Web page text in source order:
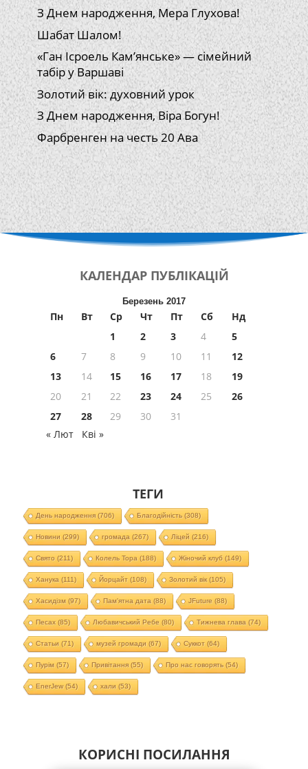
З Днем народження, Мера Глухова!
Шабат Шалом!
«Ган Ісроель Кам’янське» — сімейний
табір у Варшаві
Золотий вік: духовний урок
З Днем народження, Віра Богун!
Фарбренген на честь 20 Ава
КАЛЕНДАР ПУБЛІКАЦІЙ
Березень 2017
Пн Вт Ср Чт Пт Сб
Нд
1
2 3 4
5
6
7 8 9 10 11
12
13
14 15 16 17 18
19
20
21 22 23 24 25
26
27
28 29 30
31
« Лют
Кві »
ТЕГИ
День народження(706) Благодійність(308)
Новини (299) громада (267) Ліцей (216)
Свято (211) Колель Тора (188) Жіночий клуб (149)
Ханука (111) Йорцайт (108) Золотий вік(105)
Хасидізм (97) Пам'ятна дата (88) JFuture (88)
Песах(85) Любавичський Ребе (80) Тижнева глава (74)
Статьи (71) музей громади (67) Суккот (64)
Пурім (57) Привітання(55) Про нас говорять(54)
EnerJew(54) хали (53)
КОРИСНІ ПОСИЛАННЯ